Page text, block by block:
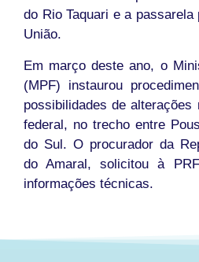
do Rio Taquari e a
União.
Em março deste ano, o
(MPF) instaurou
possibilidades de
federal, no trecho entre
do Sul. O procurador da
do Amaral, solicitou à
informações técnicas.